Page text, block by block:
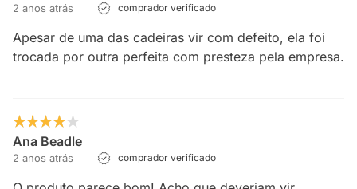
2 anos atrás comprador verificado
Apesar de uma das cadeiras vir com defeito, ela foi
trocada por outra perfeita com presteza pela empresa.
Ana Beadle
2 anos atrás comprador verificado